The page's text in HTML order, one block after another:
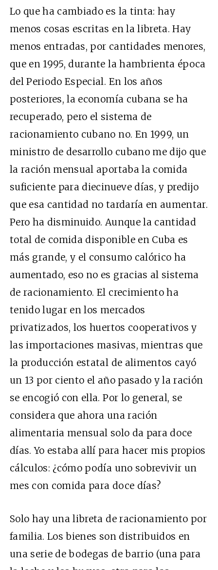
Lo que ha cambiado es la tinta: hay
menos cosas escritas en la libreta. Hay
menos entradas, por cantidades menores,
que en 1995, durante la hambrienta época
del Periodo Especial. En los años
posteriores, la economía cubana se ha
recuperado, pero el sistema de
racionamiento cubano no. En 1999, un
ministro de desarrollo cubano me dijo que
la ración mensual aportaba la comida
suficiente para diecinueve días, y predijo
que esa cantidad no tardaría en aumentar.
Pero ha disminuido. Aunque la cantidad
total de comida disponible en Cuba es
más grande, y el consumo calórico ha
aumentado, eso no es gracias al sistema
de racionamiento. El crecimiento ha
tenido lugar en los mercados
privatizados, los huertos cooperativos y
las importaciones masivas, mientras que
la producción estatal de alimentos cayó
un 13 por ciento el año pasado y la ración
se encogió con ella. Por lo general, se
considera que ahora una ración
alimentaria mensual solo da para doce
días. Yo estaba allí para hacer mis propios
cálculos: ¿cómo podía uno sobrevivir un
mes con comida para doce días?
Solo hay una libreta de racionamiento por
familia. Los bienes son distribuidos en
una serie de bodegas de barrio (una para